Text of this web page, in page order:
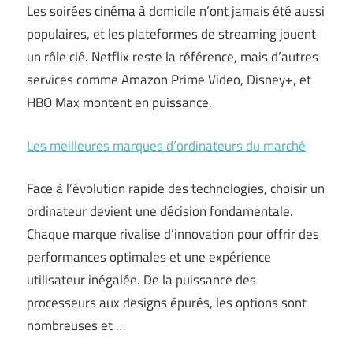
Les soirées cinéma à domicile n’ont jamais été aussi
populaires, et les plateformes de streaming jouent
un rôle clé. Netflix reste la référence, mais d’autres
services comme Amazon Prime Video, Disney+, et
HBO Max montent en puissance.
Les meilleures marques d’ordinateurs du marché
Face à l’évolution rapide des technologies, choisir un
ordinateur devient une décision fondamentale.
Chaque marque rivalise d’innovation pour offrir des
performances optimales et une expérience
utilisateur inégalée. De la puissance des
processeurs aux designs épurés, les options sont
nombreuses et …